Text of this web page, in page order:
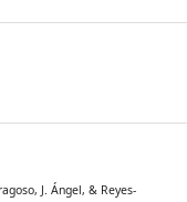
J. Ángel, & Reyes-